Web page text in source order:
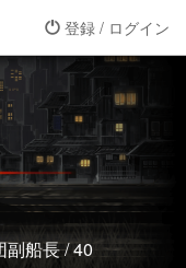
登録 / ログイン
副船長 / 40